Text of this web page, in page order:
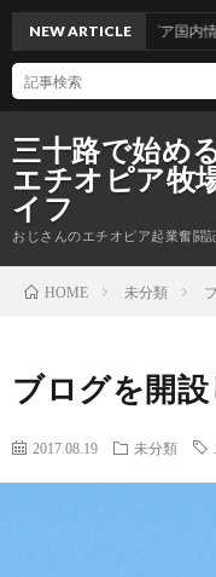
三十路で始める
エチオピア牧
イフ
おじさんのエチオピア起業奮闘
NEW ARTICLE
エチオピア国内情勢 ー
HOME 未分類
ブログを開設
2017.08.19 未分類